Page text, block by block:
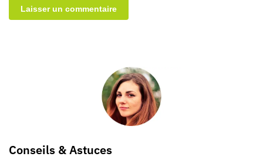
Conseils & Astuces